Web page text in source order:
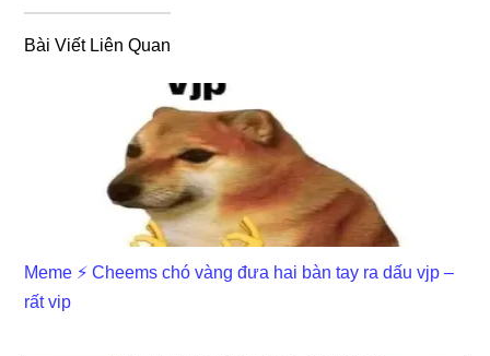
Bài Viết Liên Quan
Meme ⚡ Cheems chó vàng đưa hai bàn tay ra dấu vjp –
rất vip